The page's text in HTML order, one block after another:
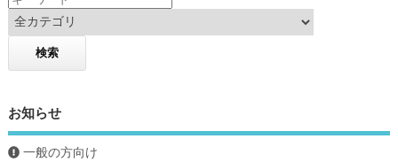
お知らせ
一般の方向け